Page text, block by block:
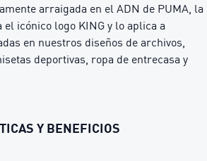
arraigada en el ADN de PUMA, la
icónico logo KING y lo aplica a
en nuestros diseños de archivos,
deportivas, ropa de entrecasa y
Y BENEFICIOS